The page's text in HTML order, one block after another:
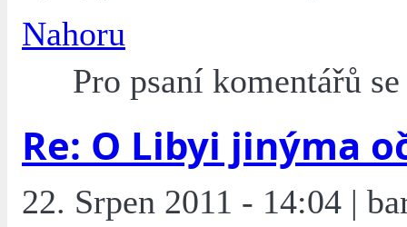
Nahoru
Pro psaní komentářů
Re: O Libyi jinýma
22. Srpen 2011 - 14:04 |